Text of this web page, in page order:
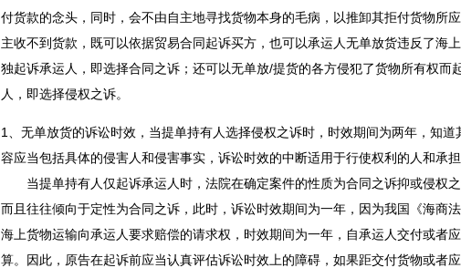
付货款的念头，同时，会不由自主地寻找货物本身的毛病，以推卸其拒付货物所
主收不到货款，既可以依据贸易合同起诉买方，也可以承运人无单放货违反了海
独起诉承运人，即选择合同之诉；还可以无单放/提货的各方侵犯了货物所有权而
人，即选择侵权之诉。
1、无单放货的诉讼时效，当提单持有人选择侵权之诉时，时效期间为两年，知道
容应当包括具体的侵害人和侵害事实，诉讼时效的中断适用于行使权利的人和承担
当提单持有人仅起诉承运人时，法院在确定案件的性质为合同之诉抑或侵权之
而且往往倾向于定性为合同之诉，此时，诉讼时效期间为一年，因为我国《海商
海上货物运输向承运人要求赔偿的请求权，时效期间为一年，自承运人交付或者
算。因此，原告在起诉前应当认真评估诉讼时效上的障碍，如果距交付货物或者